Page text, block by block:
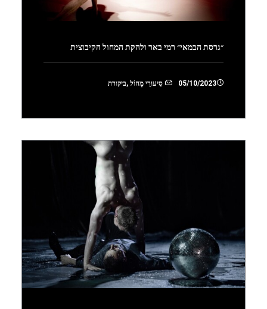
״גרסת הבמאי״ רמי באר ולהקת המחול הקיבוצית
05/10/2023 סִיעוּרֵי מָחוֹל ,ביקורת